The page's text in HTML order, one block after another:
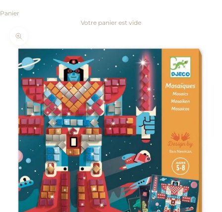
Panier
Votre panier est vide
Zoomer sur l'image